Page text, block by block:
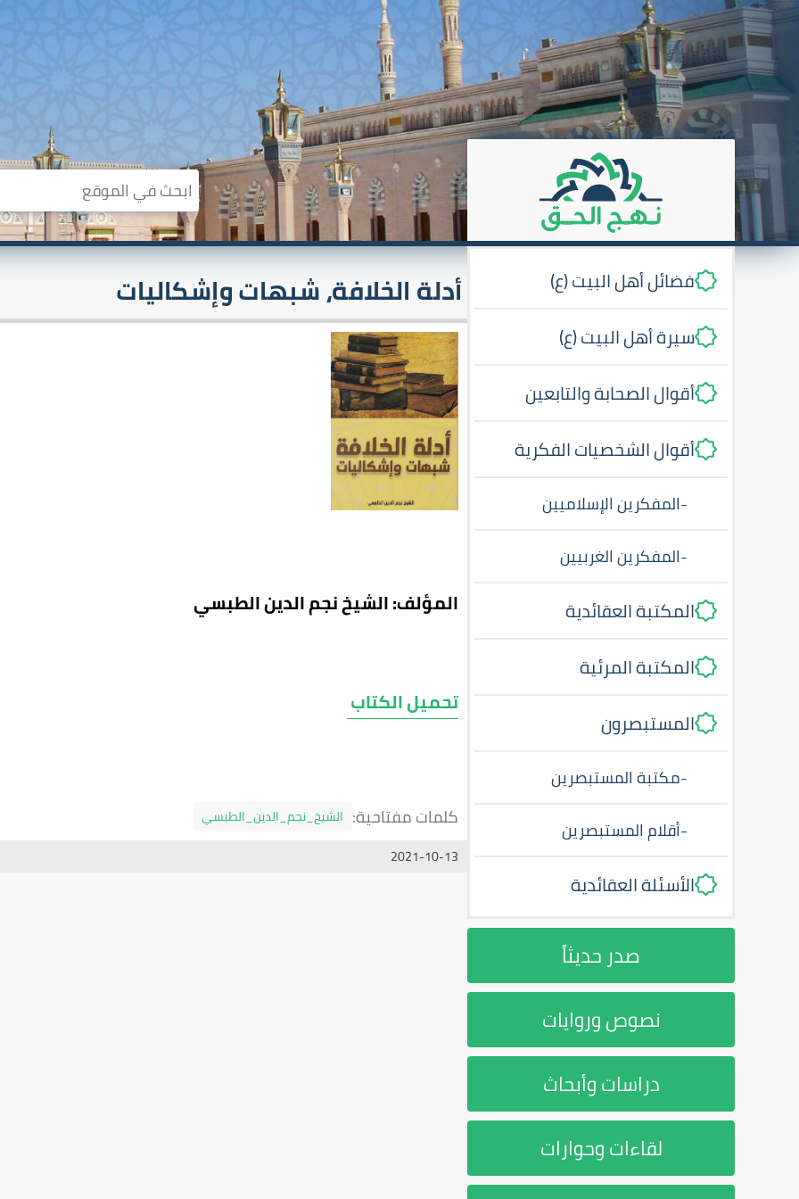
فضائل أهل البيت (ع)
سيرة أهل البيت (ع)
أقوال الصحابة والتابعين
أقوال الشخصيات الفكرية
-المفكرين الإسلاميين
-المفكرين الغربيين
المكتبة العقائدية
المكتبة المرئية
المستبصرون
-مكتبة المستبصرين
-أقلام المستبصرين
الأسئلة العقائدية
صدر حديثاً
نصوص وروايات
دراسات وأبحاث
لقاءات وحوارات
أدلة الخلافة، شبهات وإشكاليات
المؤلف: الشيخ نجم الدين الطبسي
تحميل الكتاب
كلمات مفتاحية: الشيخ_نجم_الدين_الطبسي
2021-10-13